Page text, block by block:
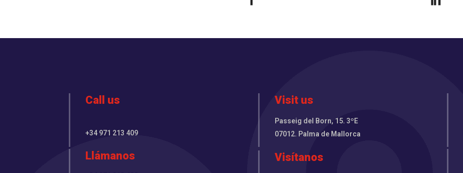
Call us
+34 971 213 409
Llámanos
Visit us
Passeig del Born, 15. 3ºE
07012. Palma de Mallorca
Visítanos